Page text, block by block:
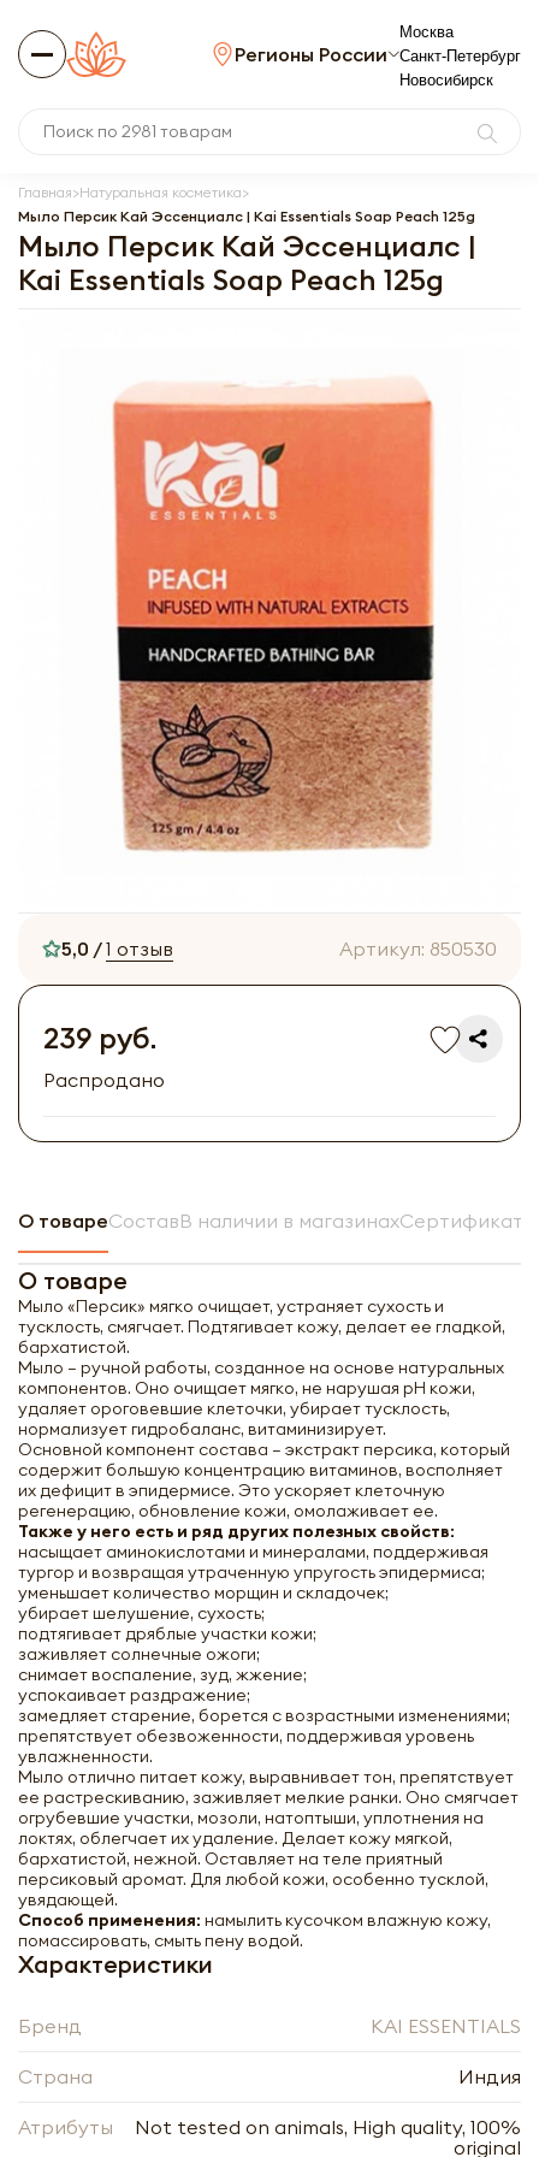
Регионы России
Москва
Санкт-Петербург
Новосибирск
Главная Натуральная косметика
Мыло Персик Кай Эссенциалс | Kai Essentials Soap Peach 125g
Мыло Персик Кай Эссенциалс |
Kai Essentials Soap Peach 125g
5,0 /1 отзыв Артикул: 850530
239 руб.
Распродано
О товареСоставВ наличии в магазинахСертификат
О товаре
Мыло «Персик» мягко очищает, устраняет сухость и
тусклость, смягчает. Подтягивает кожу, делает ее гладкой,
бархатистой.
Мыло – ручной работы, созданное на основе натуральных
компонентов. Оно очищает мягко, не нарушая рН кожи,
удаляет ороговевшие клеточки, убирает тусклость,
нормализует гидробаланс, витаминизирует.
Основной компонент состава – экстракт персика, который
содержит большую концентрацию витаминов, восполняет
их дефицит в эпидермисе. Это ускоряет клеточную
регенерацию, обновление кожи, омолаживает ее.
Также у него есть и ряд других полезных свойств:
насыщает аминокислотами и минералами, поддерживая
тургор и возвращая утраченную упругость эпидермиса;
уменьшает количество морщин и складочек;
убирает шелушение, сухость;
подтягивает дряблые участки кожи;
заживляет солнечные ожоги;
снимает воспаление, зуд, жжение;
успокаивает раздражение;
замедляет старение, борется с возрастными изменениями;
препятствует обезвоженности, поддерживая уровень
увлажненности.
Мыло отлично питает кожу, выравнивает тон, препятствует
ее растрескиванию, заживляет мелкие ранки. Оно смягчает
огрубевшие участки, мозоли, натоптыши, уплотнения на
локтях, облегчает их удаление. Делает кожу мягкой,
бархатистой, нежной. Оставляет на теле приятный
персиковый аромат. Для любой кожи, особенно тусклой,
увядающей.
Способ применения: намылить кусочком влажную кожу,
помассировать, смыть пену водой.
Характеристики
Бренд KAI ESSENTIALS
Страна Индия
Атрибуты
Not tested on animals, High quality, 100%
original